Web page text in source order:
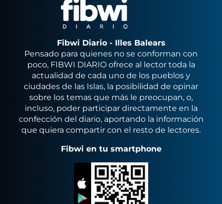
Fibwi Diario - Illes Balears
Pensado para quienes no se conforman con
poco, FIBWI DIARIO ofrece al lector toda la
actualidad de cada uno de los pueblos y
ciudades de las Islas, la posibilidad de opinar
sobre los temas que más le preocupan, o,
incluso, poder participar directamente en la
confección del diario, aportando la información
que quiera compartir con el resto de lectores.
Fibwi en tu smartphone